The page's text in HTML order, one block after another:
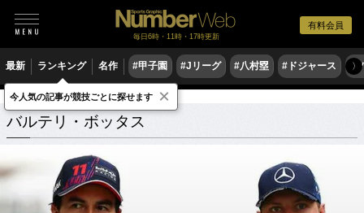
有料会員
毎日6時・11時・17時更新
最新 ランキング 名作 #甲子園 #Jリーグ #八村塁 #ドジャース #
〉
バルテリ・ボッタス 関連記事
バルテリ・ボッタス
今人気の記事が競技ごとに探せます ×